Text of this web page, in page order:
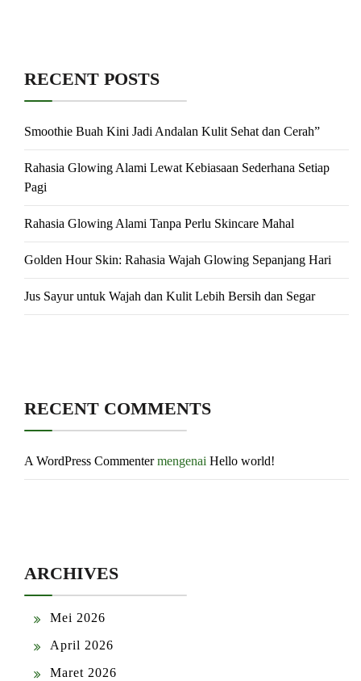
RECENT POSTS
Smoothie Buah Kini Jadi Andalan Kulit Sehat dan Cerah”
Rahasia Glowing Alami Lewat Kebiasaan Sederhana Setiap
Pagi
Rahasia Glowing Alami Tanpa Perlu Skincare Mahal
Golden Hour Skin: Rahasia Wajah Glowing Sepanjang Hari
Jus Sayur untuk Wajah dan Kulit Lebih Bersih dan Segar
RECENT COMMENTS
A WordPress Commentermengenai Hello world!
ARCHIVES
Mei 2026
April 2026
Maret 2026